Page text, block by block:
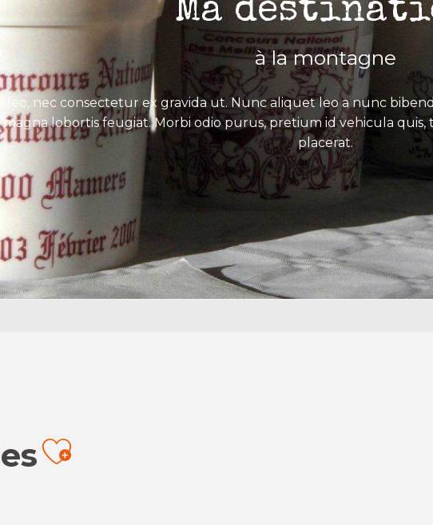
Ma
à la montagne
nec consectetur ex gravida ut. Nunc aliquet leo a nunc
magna lobortis feugiat. Morbi odio purus, pretium id vehicula
placerat.
Ajouter aux favoris